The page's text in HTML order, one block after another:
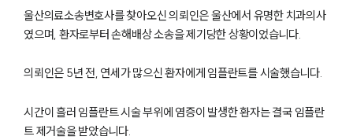
울산의료소송변호사를 찾아오신 의뢰인은 울산에서 유명한 치과의사
였으며, 환자로부터 손해배상 소송을 제기당한 상황이었습니다.
의뢰인은 5년 전, 연세가 많으신 환자에게 임플란트를 시술했습니다.
시간이 흘러 임플란트 시술 부위에 염증이 발생한 환자는 결국 임플란
트 제거술을 받았습니다.